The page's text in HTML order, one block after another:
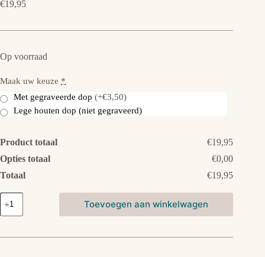
€19,95
Op voorraad
Maak uw keuze *
Met gegraveerde dop (+€3,50)
Lege houten dop (niet gegraveerd)
Product totaal
€19,95
Opties totaal
€0,00
Totaal
€19,95
Glas
met
houten
en
Toevoegen aan winkelwagen